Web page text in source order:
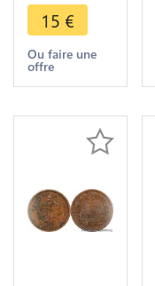
Taichô
1912-1917
Argent/Silver
- Faire Offre
15 €
Ou faire une
offre